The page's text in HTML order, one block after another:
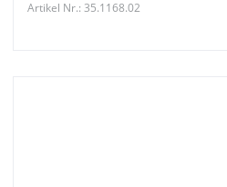
Artikel Nr.: 35.1168.02